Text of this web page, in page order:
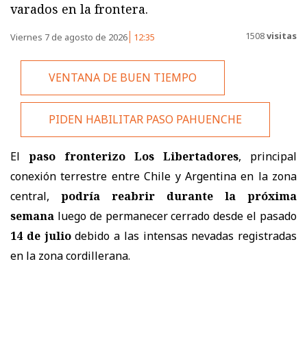
varados en la frontera.
Viernes 7 de agosto de 2026 12:35 1508visitas
VENTANA DE BUEN TIEMPO
PIDEN HABILITAR PASO PAHUENCHE
El paso fronterizo Los Libertadores, principal
conexión terrestre entre Chile y Argentina en la zona
central, podría reabrir durante la próxima
semana luego de permanecer cerrado desde el pasado
14 de juliodebido a las intensas nevadas registradas
en la zona cordillerana.